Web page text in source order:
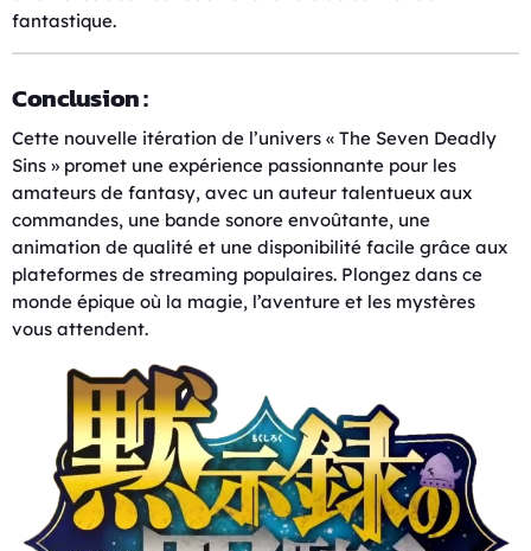
fantastique.
Conclusion :
Cette nouvelle itération de l’univers « The Seven Deadly
Sins » promet une expérience passionnante pour les
amateurs de fantasy, avec un auteur talentueux aux
commandes, une bande sonore envoûtante, une
animation de qualité et une disponibilité facile grâce aux
plateformes de streaming populaires. Plongez dans ce
monde épique où la magie, l’aventure et les mystères
vous attendent.